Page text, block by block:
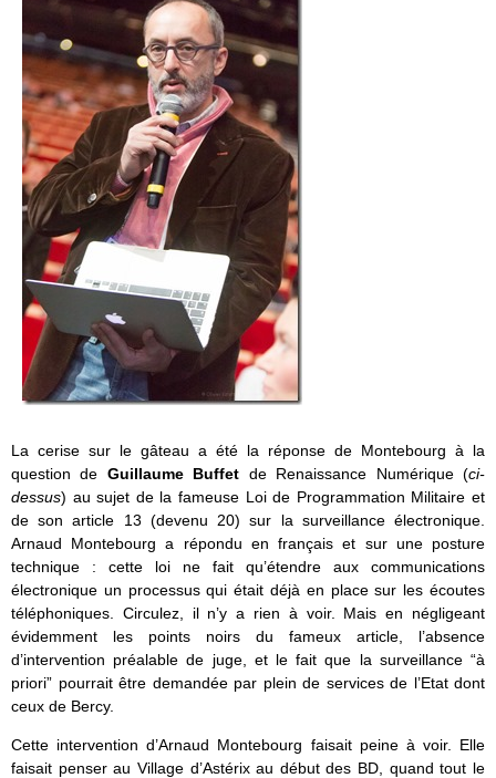
La cerise sur le gâteau a été la réponse de Montebourg à la
question de Guillaume Buffet de Renaissance Numérique (ci-
dessus) au sujet de la fameuse Loi de Programmation Militaire et
de son article 13 (devenu 20) sur la surveillance électronique.
Arnaud Montebourg a répondu en français et sur une posture
technique : cette loi ne fait qu’étendre aux communications
électronique un processus qui était déjà en place sur les écoutes
téléphoniques. Circulez, il n’y a rien à voir. Mais en négligeant
évidemment les points noirs du fameux article, l’absence
d’intervention préalable de juge, et le fait que la surveillance “à
priori” pourrait être demandée par plein de services de l’Etat dont
ceux de Bercy.
Cette intervention d’Arnaud Montebourg faisait peine à voir. Elle
faisait penser au Village d’Astérix au début des BD, quand tout le